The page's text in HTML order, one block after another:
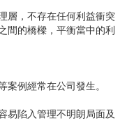
層，不存在任何利益衝突
間的橋樑，平衡當中的利
案例經常在公司發生。
易陷入管理不明朗局面及